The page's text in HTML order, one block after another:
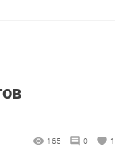
165 0 1